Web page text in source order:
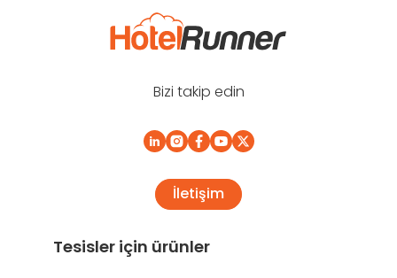
Bizi takip edin
İletişim
Tesisler için ürünler